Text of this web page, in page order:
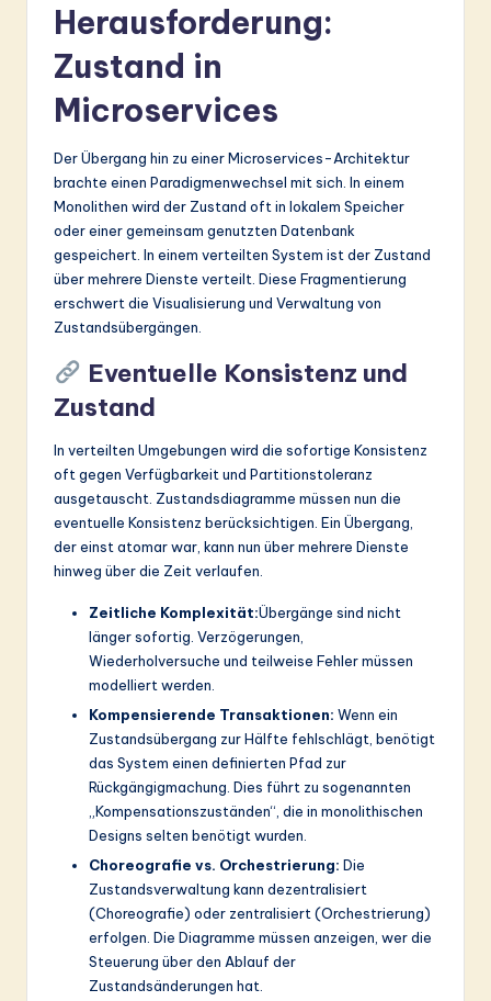
Herausforderung:
Zustand in
Microservices
Der Übergang hin zu einer Microservices-Architektur
brachte einen Paradigmenwechsel mit sich. In einem
Monolithen wird der Zustand oft in lokalem Speicher
oder einer gemeinsam genutzten Datenbank
gespeichert. In einem verteilten System ist der Zustand
über mehrere Dienste verteilt. Diese Fragmentierung
erschwert die Visualisierung und Verwaltung von
Zustandsübergängen.
Eventuelle Konsistenz und
Zustand
In verteilten Umgebungen wird die sofortige Konsistenz
oft gegen Verfügbarkeit und Partitionstoleranz
ausgetauscht. Zustandsdiagramme müssen nun die
eventuelle Konsistenz berücksichtigen. Ein Übergang,
der einst atomar war, kann nun über mehrere Dienste
hinweg über die Zeit verlaufen.
Zeitliche Komplexität:Übergänge sind nicht
länger sofortig. Verzögerungen,
Wiederholversuche und teilweise Fehler müssen
modelliert werden.
Kompensierende Transaktionen: Wenn ein
Zustandsübergang zur Hälfte fehlschlägt, benötigt
das System einen definierten Pfad zur
Rückgängigmachung. Dies führt zu sogenannten
„Kompensationszuständen“, die in monolithischen
Designs selten benötigt wurden.
Choreografie vs. Orchestrierung: Die
Zustandsverwaltung kann dezentralisiert
(Choreografie) oder zentralisiert (Orchestrierung)
erfolgen. Die Diagramme müssen anzeigen, wer die
Steuerung über den Ablauf der
Zustandsänderungen hat.